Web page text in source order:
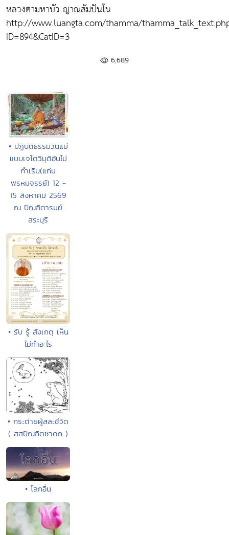
หลวงตามหาบัว ญาณสัมปันโน
http://www.luangta.com/thamma/
ID=894&CatID=3
6,689
• ปฏิบัติธรรมวันแม่
แบบเจโตวิมุติอันไม่
กำเริบ(แก่น
พรหมจรรย์) 12 -
15 สิงหาคม 2569
ณ ปัณฑิตารมย์
สระบุรี
• รับ รู้ สังเกตุ เห็น
ไม่ทำอะไร
• กระต่ายผู้สละชีวิต
( สสปัณฑิตชาดก )
• โลกอื่น